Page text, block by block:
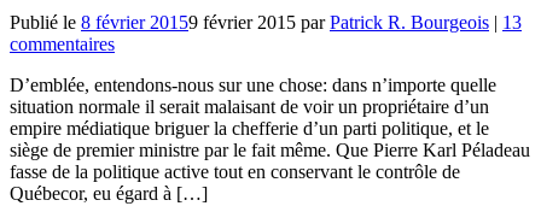
Publié le 8 février 20159 février 2015 parPatrick R. Bourgeois | 13
commentaires
D’emblée, entendons-nous sur une chose: dans n’importe quelle
situation normale il serait malaisant de voir un propriétaire d’un
empire médiatique briguer la chefferie d’un parti politique, et le
siège de premier ministre par le fait même. Que Pierre Karl Péladeau
fasse de la politique active tout en conservant le contrôle de
Québecor, eu égard à […]